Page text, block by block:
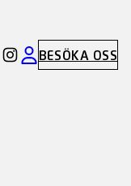
BESÖKA OSS